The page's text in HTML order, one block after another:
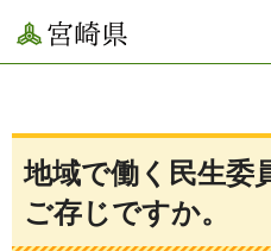
宮崎県
地域で働く民生委
ご存じですか。